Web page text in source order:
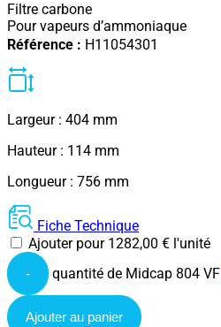
Filtre carbone
Pour vapeurs d’ammoniaque
Référence : H11054301
Largeur : 404 mm
Hauteur : 114 mm
Longueur : 756 mm
Fiche Technique
Ajouter pour 1282,00 € l'unité
- quantité de Midcap 804 VF
Ajouter au panier